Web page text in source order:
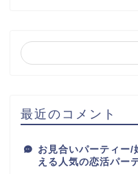
最近のコメント
お見合いパーティー/
える人気の恋活パー